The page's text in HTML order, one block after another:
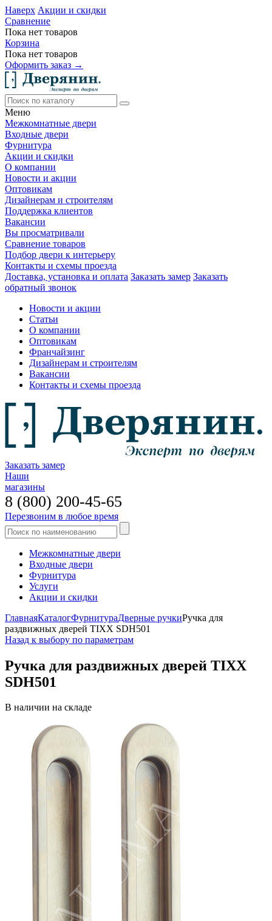
Наверх Акции и скидки
Сравнение
Пока нет товаров
Корзина
Пока нет товаров
Оформить заказ →
Меню
Межкомнатные двери
Входные двери
Фурнитура
Акции и скидки
О компании
Новости и акции
Оптовикам
Дизайнерам и строителям
Поддержка клиентов
Вакансии
Вы просматривали
Сравнение товаров
Подбор двери к интерьеру
Контакты и схемы проезда
Доставка, установка и оплата Заказать замер Заказать
обратный звонок
Новости и акции
Статьи
О компании
Оптовикам
Франчайзинг
Дизайнерам и строителям
Вакансии
Контакты и схемы проезда
Заказать замер
Наши
магазины
8 (800) 200-45-65
Перезвоним в любое время
Межкомнатные двери
Входные двери
Фурнитура
Услуги
Акции и скидки
ГлавнаяКаталогФурнитураДверные ручкиРучка для
раздвижных дверей TIXX SDH501
Назад к выбору по параметрам
Ручка для раздвижных дверей TIXX
SDH501
В наличии на складе